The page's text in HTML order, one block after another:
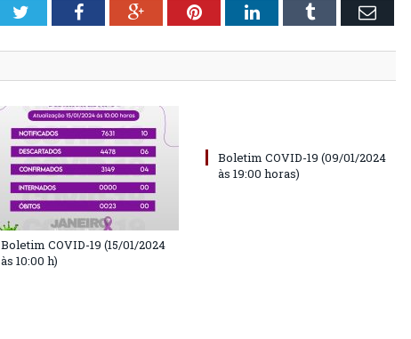
TwitterFacebookGoogle+PinterestLinkedInTumblr Email
Boletim COVID-19 (15/01/2024
às 10:00 h)
Boletim COVID-19 (09/01/2024
às 19:00 horas)